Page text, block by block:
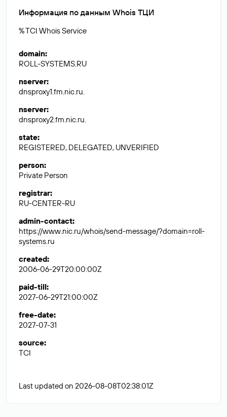
Информация по данным Whois ТЦИ
% TCI Whois Service
domain:
ROLL-SYSTEMS.RU
nserver:
dnsproxy1.fm.nic.ru.
nserver:
dnsproxy2.fm.nic.ru.
state:
REGISTERED, DELEGATED, UNVERIFIED
person:
Private Person
registrar:
RU-CENTER-RU
admin-contact:
https://www.nic.ru/whois/send-message/?domain=roll-
systems.ru
created:
2006-06-29T20:00:00Z
paid-till:
2027-06-29T21:00:00Z
free-date:
2027-07-31
source:
TCI
Last updated on 2026-08-08T02:38:01Z